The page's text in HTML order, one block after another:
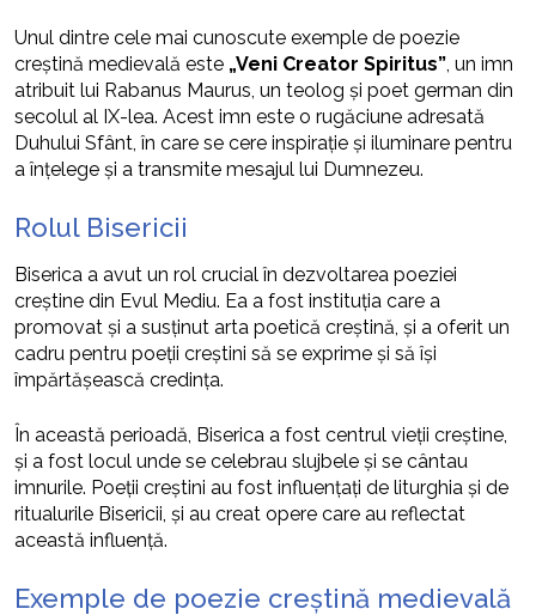
Unul dintre cele mai cunoscute exemple de poezie
creștină medievală este „Veni Creator Spiritus” , un imn
atribuit lui Rabanus Maurus, un teolog și poet german din
secolul al IX-lea. Acest imn este o rugăciune adresată
Duhului Sfânt, în care se cere inspirație și iluminare pentru
a înțelege și a transmite mesajul lui Dumnezeu.
Rolul Bisericii
Biserica a avut un rol crucial în dezvoltarea poeziei
creștine din Evul Mediu. Ea a fost instituția care a
promovat și a susținut arta poetică creștină, și a oferit un
cadru pentru poeții creștini să se exprime și să își
împărtășească credința.
În această perioadă, Biserica a fost centrul vieții creștine,
și a fost locul unde se celebrau slujbele și se cântau
imnurile. Poeții creștini au fost influențați de liturghia și de
ritualurile Bisericii, și au creat opere care au reflectat
această influență.
Exemple de poezie creștină medievală